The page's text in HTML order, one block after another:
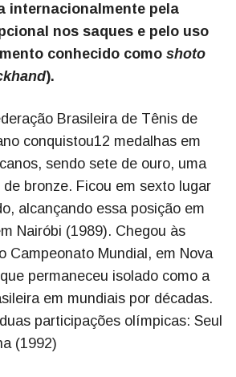
internacionalmente pela
nos saques e pelo uso
conhecido como shoto
).
Brasileira de Tênis de
conquistou12 medalhas em
sendo sete de ouro, uma
bronze. Ficou em sexto lugar
alcançando essa posição em
Nairóbi (1989). Chegou às
Campeonato Mundial, em Nova
permaneceu isolado como a
em mundiais por décadas.
participações olímpicas: Seul
(1992)